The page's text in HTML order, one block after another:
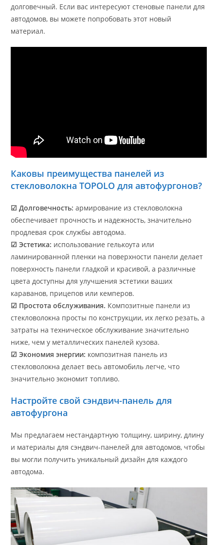
долговечный. Если вас интересуют стеновые панели для
автодомов, вы можете попробовать этот новый
материал.
Каковы преимущества панелей из
стекловолокна TOPOLO для автофургонов?
☑ Долговечность: армирование из стекловолокна
обеспечивает прочность и надежность, значительно
продлевая срок службы автодома.
☑ Эстетика: использование гелькоута или
ламинированной пленки на поверхности панели делает
поверхность панели гладкой и красивой, а различные
цвета доступны для улучшения эстетики ваших
караванов, прицепов или кемперов.
☑ Простота обслуживания. Композитные панели из
стекловолокна просты по конструкции, их легко резать, а
затраты на техническое обслуживание значительно
ниже, чем у металлических панелей кузова.
☑ Экономия энергии: композитная панель из
стекловолокна делает весь автомобиль легче, что
значительно экономит топливо.
Настройте свой сэндвич-панель для
автофургона
Мы предлагаем нестандартную толщину, ширину, длину
и материалы для сэндвич-панелей для автодомов, чтобы
вы могли получить уникальный дизайн для каждого
автодома.